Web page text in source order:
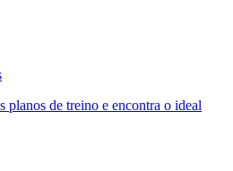
planos de treino e encontra o ideal